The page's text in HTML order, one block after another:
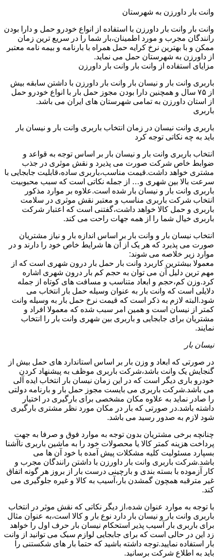
وانت بار داورزن به شهرستان
وانت بار وانت بار داورزن با استفاده از انواع خودرو حمل و دارا بودن
رانندگان مجرب و مورد اطمینان،بار شما را در سریع ترین زمان
ممکن و با بهترین نرخ کرایه حمل همراه با بارنامه و بیمه نامه معتبر
از داورزن به شهرستان حمل می نماید.
مزایای استفاده از وانت بار وانت بار داورزن
باربری وانت بار و نیسان بار وانت بار داورزن با داشتن سابقه بیش
از ۷۵ سال و همچنین دارا بودن مجوز حمل بار با انواع خودرو حمل
از استان داورزن به تمامی شهرستان های ایران می باشد.
باربری
باربری وانت نیسان در زمان انتخاب باربری وانت بار و نیسان بار
باید به چه نکاتی توجه کرد
انتخاب باربری وانت بار و نیسان بار بر اساس توجه به قواعد و
ضوابط خاص شرکت صورت می پذیرد و نقش موثری در جذب
مشتری خواهد داشت.قیمت مناسب،باربری ساده،قابلیت جابجایی با
سرعت بالا بین شهری و… از جمله نکاتی است که سبب محبوبیت
باربری وانت بار و نیسان بار شده است.علاوه بر موارد مذکور
انتخاب شرکت باربری مناسب و معتبر نقش موثری در سلامت
باربری و حمل کالا خواهد داشت،گفتنی است که اعتبار شرکت
باربری خیال شما را از همه جهات راحت می کند.
انتخاب نیسان بار و وانت بار بر اساس اندازه بار و نیاز مشتریان
صورت می پذیرد که هر یک از آن ها شرایط خاص خود را دارند و در
موارد زیر خلاصه می شوند:
معمولا بیشترین کاربرد وانت بار حمل بار درون شهری است که از
مهم ترین دلیل آن می توان به حجم کم بار درون شهری اشاره
کرد.وزن کم،حجم و ابعاد متناسب و مسافت های کوتاه از جمله
دلایلی است که وانت بار به عنوان وسیله حمل بار انتخاب می
شود.البته لازم به ذکر است که قیمت نرخ حمل بار به وسیله وانت
کمتر از نیسان است و همین امر سبب شده که معمولا افراد و
مشتریان برای جابجایی و باربری بین شهری وانت بار را انتخاب
نمایند.
نیسان بار
در صورتی که ابعاد و وزن بار بر اساس استاندارد های حمل بیش از
گنجایش یک وانت باشد،شرکت باربری موظف به پیشنهاد کردن
خودرو باری دیگر است که در این زمان نیسان بار انتخاب ایده آلی
می باشد.شرکت باربری می بایست مجوز حمل بار و بارنامه دولتی
را صادر نماید به علاوه مکان مشخصی برای بارگیری در اختیار
داشته باشد.در صورتی که بار در مکان مورد نظر مشتری بارگیری
شود لازم به صدور رسید می باشد.
چنانچه برخی مشتریان بدون توجه به موارد فوق و صرفا به جهت
پرداخت هزینه کمتر کالا یا محصولات خود را به ماشین باربری ناآشنا
بسپارد مسئولیت کلیه مشکلات پیش آمده با خود آن ها می
باشد.شرکت باربری وانت بار داورزن با داشتن رانندگان مجرب و
کار آزموده با بسته بندی و بارچینی درست بار از بروز هر گونه اتفاق
غیر مترقبه همچون گمشدن بار،آسیب به کالا و غیره جلوگیری می
کند.
با توجه به موارد عنوان شده،از دیگر نکاتی که نقش موثر در انتخاب
باربری وانت بار و نیسان بار دارد نوع بار و کالا است،به عنوان مثال
برای باربری بار آسیب پذیر استحکام نیسان بار حرف اول را خواهد
زد این در حالی است که برای جابجایی لوازم سبک می توانید از وانت
بار استفاده نمایید.توجه داشته باشید که حتما بار های شکستنی را
باید به اطلاع شرکت برسانید.